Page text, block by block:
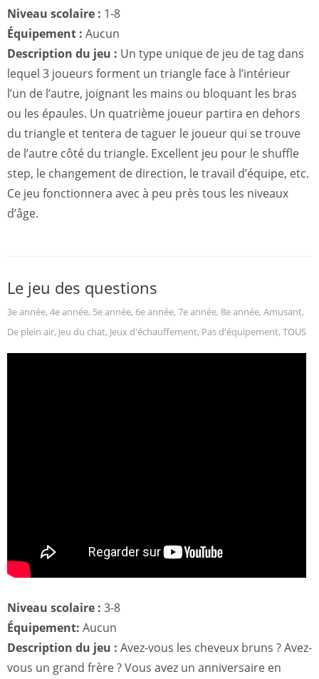
Niveau scolaire : 1-8
Équipement : Aucun
Description du jeu : Un type unique de jeu de tag dans
lequel 3 joueurs forment un triangle face à l’intérieur
l’un de l’autre, joignant les mains ou bloquant les bras
ou les épaules. Un quatrième joueur partira en dehors
du triangle et tentera de taguer le joueur qui se trouve
de l’autre côté du triangle. Excellent jeu pour le shuffle
step, le changement de direction, le travail d’équipe, etc.
Ce jeu fonctionnera avec à peu près tous les niveaux
d’âge.
Le jeu des questions
3e année, 4e année, 5e année, 6e année, 7e année, 8e année, Amusant,
De plein air, Jeu du chat, Jeux d'échauffement, Pas d'équipement, TOUS
Niveau scolaire : 3-8
Équipement: Aucun
Description du jeu : Avez-vous les cheveux bruns ? Avez-
vous un grand frère ? Vous avez un anniversaire en